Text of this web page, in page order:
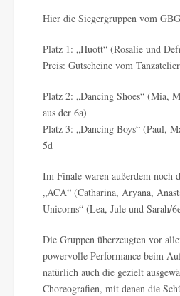
Hier die Siegergruppen vom GBG
Platz 1: „Huott“ (Rosalie und
Preis: Gutscheine vom
Platz 2: „Dancing Shoes“ (Mia,
aus der 6a)
Platz 3: „Dancing Boys“ (Paul,
5d
Im Finale waren außerdem noch
„ACA“ (Catharina, Aryana,
Unicorns“ (Lea, Jule und Sarah/
Die Gruppen überzeugten vor
powervolle Performance beim
natürlich auch die gezielt
Choreografien, mit denen die